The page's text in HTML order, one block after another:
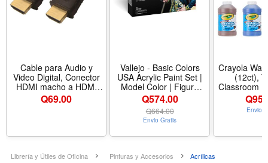
Cable para Audio y
Video Digital, Conector
HDMI macho a HDMI
macho, XTC-370 Xtech
Q69.00
Vallejo - Basic Colors
USA Acrylic Paint Set |
Model Color | Figure
Color Series Historical
Miniature Kit to Achieve
Historical Accuracy with
Artist-Grade Pigments |
16 Bottles x 18 ml (0.60
Q574.00
Q664.00
Envio Gratis
Crayola
(12ct),
Classroom
Wishlist
Paint Set
Q
Envio
Librería y Útiles de Oficina Pinturas y Accesorios Acrílicas